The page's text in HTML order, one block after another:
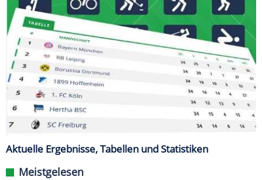
Aktuelle Ergebnisse, Tabellen und Statistiken
Meistgelesen